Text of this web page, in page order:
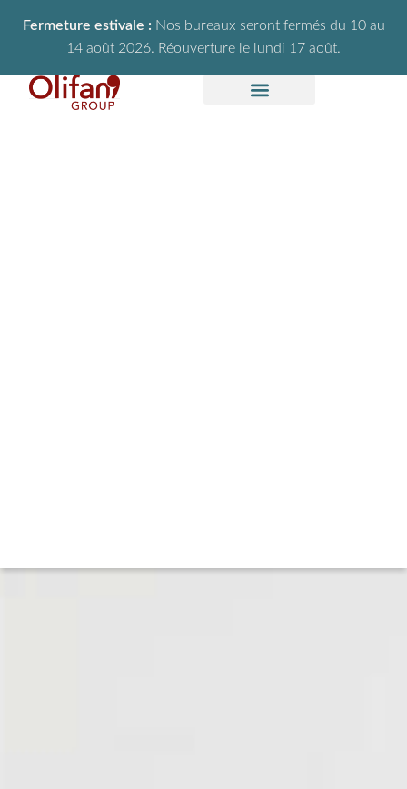
Fermeture estivale : Nos bureaux seront fermés du 10 au
14 août 2026. Réouverture le lundi 17 août.